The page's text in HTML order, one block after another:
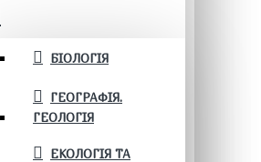
БІОЛОГІЯ
ГЕОГРАФІЯ.
ГЕОЛОГІЯ
ЕКОЛОГІЯ ТА